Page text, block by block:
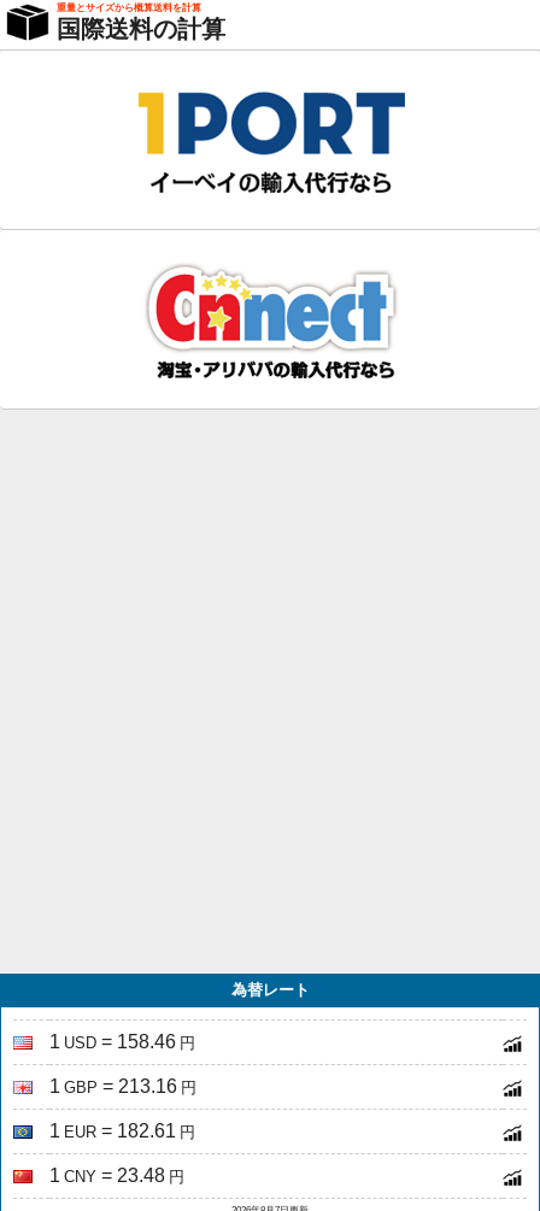
重量とサイズから概算送料を計算
国際送料の計算
為替レート
1 USD = 158.46 円
1 GBP = 213.16 円
1 EUR = 182.61 円
1 CNY = 23.48 円